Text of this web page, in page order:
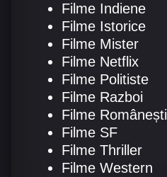
Filme Indiene
Filme Istorice
Filme Mister
Filme Netflix
Filme Politiste
Filme Razboi
Filme Românești
Filme SF
Filme Thriller
Filme Western